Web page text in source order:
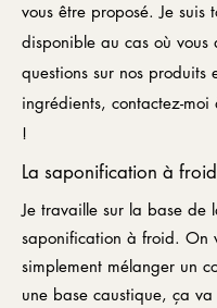
vous être proposé. Je suis
disponible au cas où vous
questions sur nos produits
ingrédients, contactez-moi
!
La saponification à froid
Je travaille sur la base de
saponification à froid. On
simplement mélanger un
une base caustique, ça